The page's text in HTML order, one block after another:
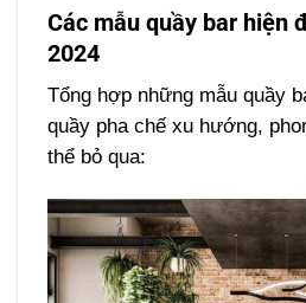
Các mẫu quầy bar hiện
2024
Tổng hợp những mẫu quầy
quầy pha chế xu hướng,
thể bỏ qua: